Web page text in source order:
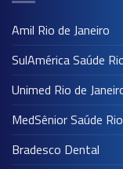
Amil Rio de Janeiro
SulAmérica Saúde
Unimed Rio de
MedSênior Saúde
Bradesco Dental